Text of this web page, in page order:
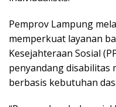
Pemprov Lampung
memperkuat layanan
Kesejahteraan Sosial
penyandang disabilitas
berbasis kebutuhan